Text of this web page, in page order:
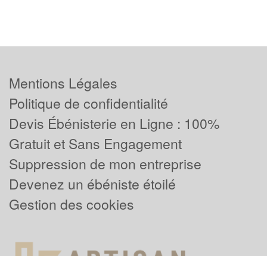
Mentions Légales
Politique de confidentialité
Devis Ébénisterie en Ligne : 100%
Gratuit et Sans Engagement
Suppression de mon entreprise
Devenez un ébéniste étoilé
Gestion des cookies